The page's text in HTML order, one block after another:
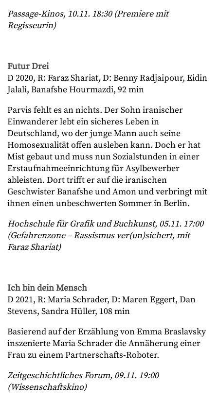
Passage-Kinos, 10.11. 18:30 (Premiere mit
Regisseurin)
Futur Drei
D 2020, R: Faraz Shariat, D: Benny Radjaipour, Eidin
Jalali, Banafshe Hourmazdi, 92 min
Parvis fehlt es an nichts. Der Sohn iranischer
Einwanderer lebt ein sicheres Leben in
Deutschland, wo der junge Mann auch seine
Homosexualität offen ausleben kann. Doch er hat
Mist gebaut und muss nun Sozialstunden in einer
Erstaufnahmeeinrichtung für Asylbewerber
ableisten. Dort trifft er auf die iranischen
Geschwister Banafshe und Amon und verbringt mit
ihnen einen unbeschwerten Sommer in Berlin.
Hochschule für Grafik und Buchkunst, 05.11. 17:00
(Gefahrenzone – Rassismus ver(un)sichert, mit
Faraz Shariat)
Ich bin dein Mensch
D 2021, R: Maria Schrader, D: Maren Eggert, Dan
Stevens, Sandra Hüller, 108 min
Basierend auf der Erzählung von Emma Braslavsky
inszenierte Maria Schrader die Annäherung einer
Frau zu einem Partnerschafts-Roboter.
Zeitgeschichtliches Forum, 09.11. 19:00
(Wissenschaftskino)